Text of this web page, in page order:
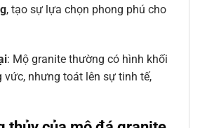
, tạo sự lựa chọn phong phú cho
: Mộ granite thường có hình khối
vức, nhưng toát lên sự tinh tế,